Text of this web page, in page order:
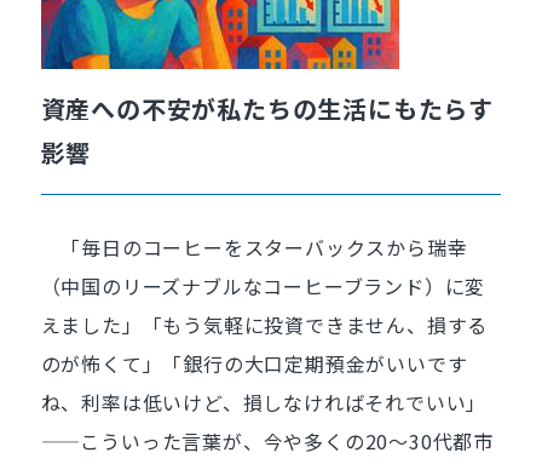
資産への不安が私たちの生活にもたらす
影響
「毎日のコーヒーをスターバックスから瑞幸
（中国のリーズナブルなコーヒーブランド）に変
えました」「もう気軽に投資できません、損する
のが怖くて」「銀行の大口定期預金がいいです
ね、利率は低いけど、損しなければそれでいい」
——こういった言葉が、今や多くの20〜30代都市